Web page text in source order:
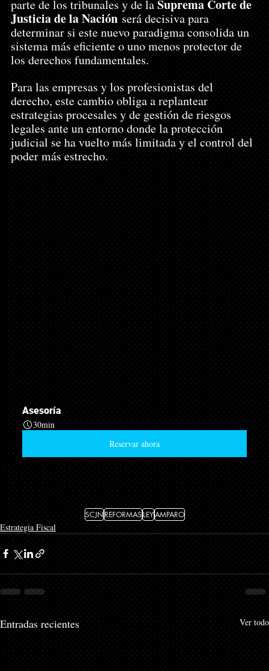
parte de los tribunales y de la Suprema Corte de
Justicia de la Nación será decisiva para
determinar si este nuevo paradigma consolida un
sistema más eficiente o uno menos protector de
los derechos fundamentales.
Para las empresas y los profesionistas del
derecho, este cambio obliga a replantear
estrategias procesales y de gestión de riesgos
legales ante un entorno donde la protección
judicial se ha vuelto más limitada y el control del
poder más estrecho.
Asesoría
30min
Reservar ahora
SCJN REFORMASLEYAMPARO
Estrategia Fiscal
Entradas recientes Ver todo